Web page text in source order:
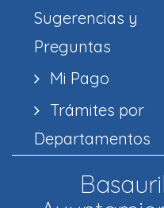
Sugerencias y
Preguntas
Mi Pago
Trámites por
Departamentos